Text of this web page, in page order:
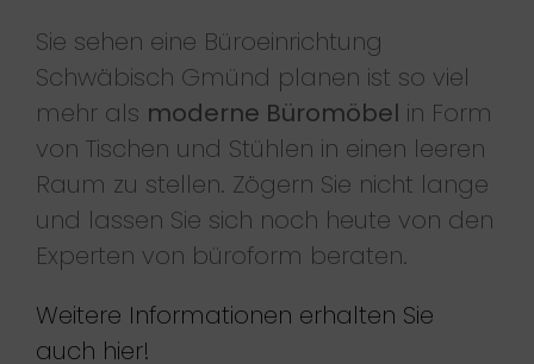
Sie sehen eine Büroeinrichtung
Schwäbisch Gmünd planen ist so viel
mehr als moderne Büromöbel in Form
von Tischen und Stühlen in einen leeren
Raum zu stellen. Zögern Sie nicht lange
und lassen Sie sich noch heute von den
Experten von büroform beraten.
Weitere Informationen erhalten Sie
auch hier!